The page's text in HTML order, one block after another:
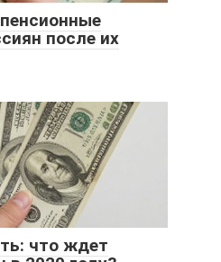
после их
что ждет